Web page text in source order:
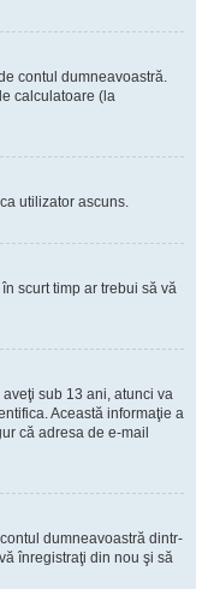
contul dumneavoastră.
calculatoare (la
utilizator ascuns.
scurt timp ar trebui să vă
sub 13 ani, atunci va
Această informaţie a
că adresa de e-mail
dumneavoastră dintr-
înregistraţi din nou şi să